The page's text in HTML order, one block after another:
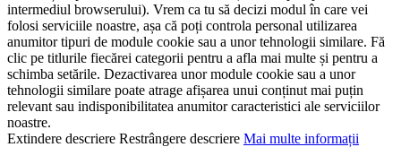
intermediul browserului). Vrem ca tu să decizi modul în care vei
folosi serviciile noastre, așa că poți controla personal utilizarea
anumitor tipuri de module cookie sau a unor tehnologii similare. Fă
clic pe titlurile fiecărei categorii pentru a afla mai multe și pentru a
schimba setările. Dezactivarea unor module cookie sau a unor
tehnologii similare poate atrage afișarea unui conținut mai puțin
relevant sau indisponibilitatea anumitor caracteristici ale serviciilor
noastre.
Extindere descriere Restrângere descriere Mai multe informații